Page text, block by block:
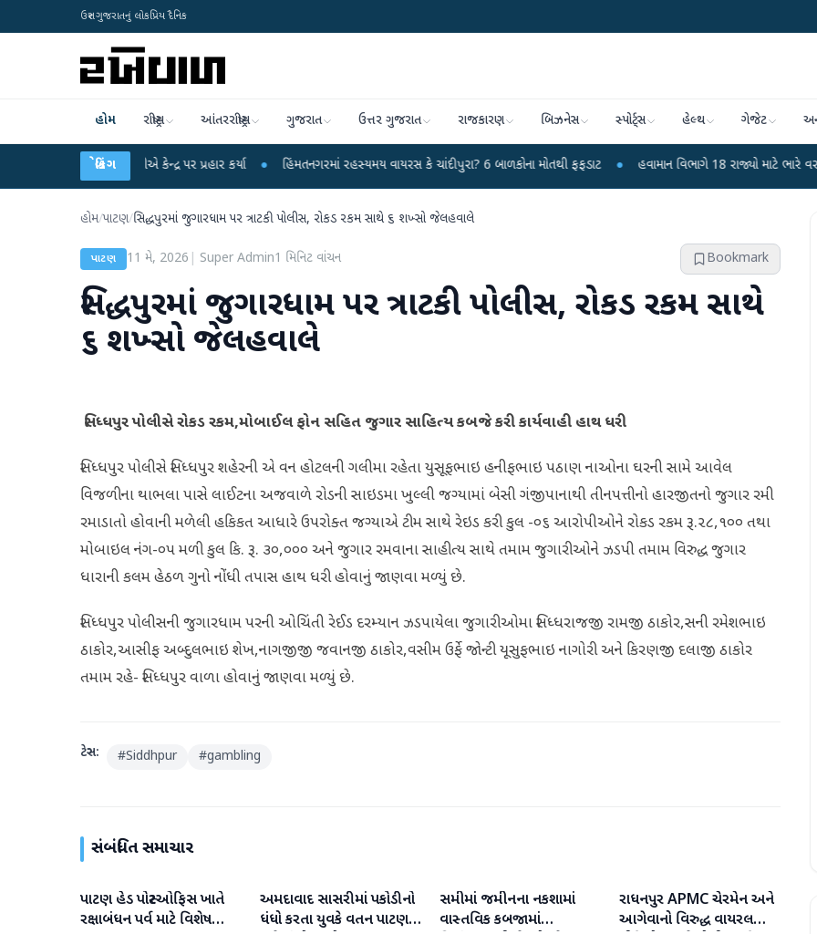
ઉત્તર ગુજરાતનું લોકપ્રિય દૈનિક
હોમ રાષ્ટ્રીય આંતરરાષ્ટ્રીય ગુજરાત ઉત્તર ગુજરાત રાજકારણ બિઝનેસ સ્પોર્ટ્સ હેલ્થ ગેજેટ
બ્રેકિંગ
રાહુલ ગાંધીએ કેન્દ્ર પર પ્રહાર કર્યા ● હિંમતનગરમાં રહસ્યમય વાયરસ કે ચાંદીપુરા? 6 બાળકોના મોતથી ફફડાટ ● હવામાન વિભાગે 18 રાજ્યો માટે ભારે વરસાદની ચેતવણી
હોમ/પાટણ/સિદ્ધપુરમાં જુગારધામ પર ત્રાટકી પોલીસ, રોકડ રકમ સાથે ૬ શખ્સો જેલહવાલે
પાટણ 11 મે, 2026 Super Admin1 મિનિટ વાંચન Bookmark
સિદ્ધપુરમાં જુગારધામ પર ત્રાટકી પોલીસ, રોકડ રકમ સાથે
૬ શખ્સો જેલહવાલે
સિધ્ધપુર પોલીસે રોકડ રકમ,મોબાઈલ ફોન સહિત જુગાર સાહિત્ય કબજે કરી કાર્યવાહી હાથ ધરી
સિધ્ધપુર પોલીસે સિધ્ધપુર શહેરની એ વન હોટલની ગલીમા રહેતા યુસૂફભાઇ હનીફભાઇ પઠાણ નાઓના ઘરની સામે આવેલ
વિજળીના થાભલા પાસે લાઈટના અજવાળે રોડની સાઇડમા ખુલ્લી જગ્યામાં બેસી ગંજીપાનાથી તીનપત્તીનો હારજીતનો જુગાર રમી
રમાડાતો હોવાની મળેલી હકિકત આધારે ઉપરોક્ત જગ્યાએ ટીમ સાથે રેઇડ કરી કુલ -૦૬ આરોપીઓને રોકડ રકમ રૂ.૨૮,૧૦૦ તથા
મોબાઇલ નંગ-૦૫ મળી કુલ કિ. રૂ. ૩૦,૦૦૦ અને જુગાર રમવાના સાહીત્ય સાથે તમામ જુગારીઓને ઝડપી તમામ વિરુદ્ધ જુગાર
ધારાની કલમ હેઠળ ગુનો નોંધી તપાસ હાથ ધરી હોવાનું જાણવા મળ્યું છે.
સિધ્ધપુર પોલીસની જુગારધામ પરની ઓચિંતી રેઈડ દરમ્યાન ઝડપાયેલા જુગારીઓમા સિધ્ધરાજજી રામજી ઠાકોર,સની રમેશભાઇ
ઠાકોર,આસીફ અબ્દુલભાઇ શેખ,નાગજીજી જવાનજી ઠાકોર,વસીમ ઉર્ફે જોન્ટી યૂસુફભાઇ નાગોરી અને કિરણજી દલાજી ઠાકોર
તમામ રહે- સિધ્ધપુર વાળા હોવાનું જાણવા મળ્યું છે.
ટેગ્સ: #Siddhpur #gambling
સંબંધિત સમાચાર
પાટણ
પાટણ હેડ પોસ્ટઓફિસ ખાતે
રક્ષાબંધન પર્વ માટે વિશેષ
પાટણ
અમદાવાદ સાસરીમાં પકોડીનો
ધંધો કરતા યુવકે વતન પાટણમાં
પાટણ
સમીમાં જમીનના નકશામાં
વાસ્તવિક કબજામાં
પાટણ
રાધનપુર APMC ચેરમેન અને
આગેવાનો વિરુદ્ધ વાયરલ